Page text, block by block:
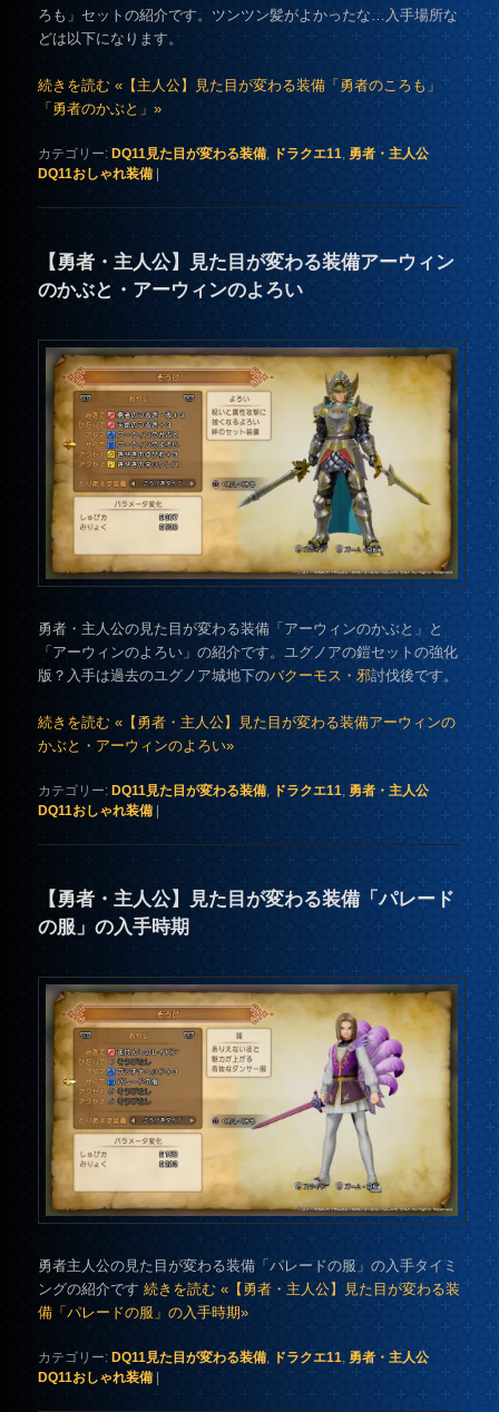
ろも」セットの紹介です。ツンツン髪がよかったな…入手場所な
どは以下になります。
続きを読む «【主人公】見た目が変わる装備「勇者のころも」
「勇者のかぶと」»
カテゴリー: DQ11見た目が変わる装備, ドラクエ11, 勇者・主人公
DQ11おしゃれ装備
【勇者・主人公】見た目が変わる装備アーウィン
のかぶと・アーウィンのよろい
勇者・主人公の見た目が変わる装備「アーウィンのかぶと」と
「アーウィンのよろい」の紹介です。ユグノアの鎧セットの強化
版？入手は過去のユグノア城地下のバクーモス・邪討伐後です。
続きを読む «【勇者・主人公】見た目が変わる装備アーウィンの
かぶと・アーウィンのよろい»
カテゴリー: DQ11見た目が変わる装備, ドラクエ11, 勇者・主人公
DQ11おしゃれ装備
【勇者・主人公】見た目が変わる装備「パレード
の服」の入手時期
勇者主人公の見た目が変わる装備「パレードの服」の入手タイミ
ングの紹介です続きを読む «【勇者・主人公】見た目が変わる装
備「パレードの服」の入手時期»
カテゴリー: DQ11見た目が変わる装備, ドラクエ11, 勇者・主人公
DQ11おしゃれ装備